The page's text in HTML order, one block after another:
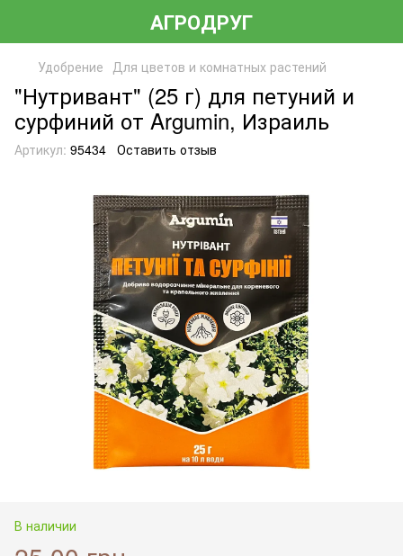
АГРОДРУГ
Удобрение Для цветов и комнатных растений
"Нутривант" (25 г) для петуний и
сурфиний от Argumin, Израиль
Артикул: 95434 Оставить отзыв
В наличии